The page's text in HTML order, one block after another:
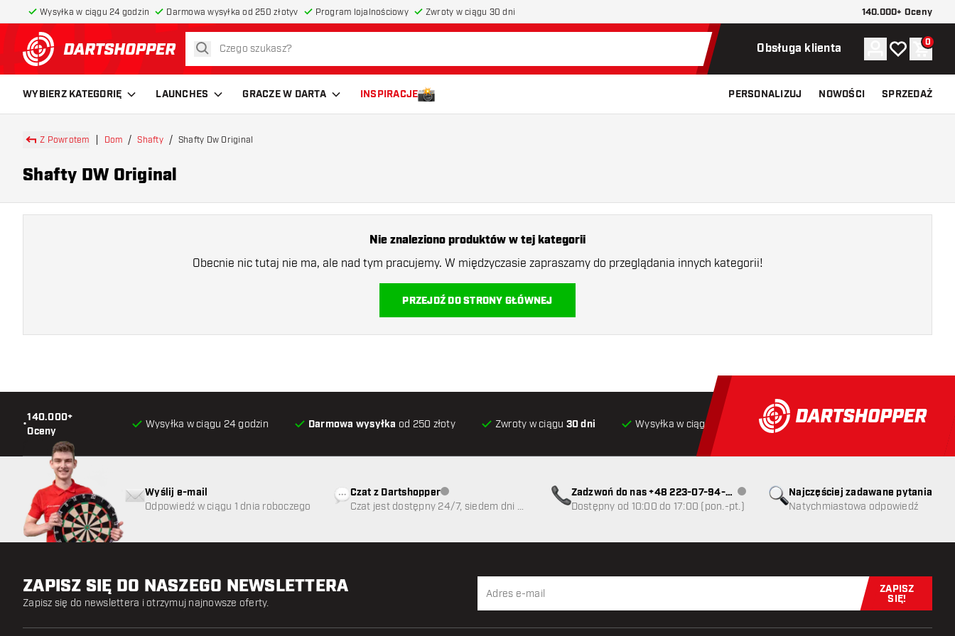
Wysyłka w ciągu 24 godzin Darmowa wysyłka od 250 złotyv Program lojalnościowy Zwroty w ciągu 30 dni 140.000+ Oceny
powrót do strony głównej
szukaj Obsługa klienta Konto
Moja listaKoszyk
0
WYBIERZ KATEGORIĘ LAUNCHES GRACZE W DARTA INSPIRACJE PERSONALIZUJ NOWOŚCI SPRZEDAŻ
Z Powrotem Dom Shafty Shafty Dw Original
Shafty DW Original
Nie znaleziono produktów w tej kategorii
Obecnie nic tutaj nie ma, ale nad tym pracujemy. W międzyczasie zapraszamy do przeglądania innych kategorii!
PRZEJDŹ DO STRONY GŁÓWNEJ
•
140.000+
Oceny
Wysyłka w ciągu 24 godzin Darmowa wysyłka od 250 złoty Zwroty w ciągu 30 dni Wysyłka w ciągu 24 godzin Darmowa wysyłka od 250 złoty
Najczęściej zadawane pytania
Natychmiastowa odpowiedź
Wyślij e-mail
Odpowiedź w ciągu 1 dnia roboczego
Czat z DartshopperObsługa klienta niedostępna
Czat jest dostępny 24/7, siedem dni w
Zadzwoń do nas +48 223-07-94-
89
Obsługa klienta niedostępna
Dostępny od 10:00 do 17:00 (pon.-pt.)
ZAPISZ SIĘ DO NASZEGO NEWSLETTERA
Zapisz się do newslettera i otrzymuj najnowsze oferty.
Zapisz się
ZAPISZ
SIĘ!